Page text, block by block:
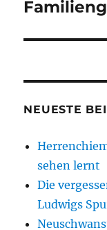
Beitrag:
NEUESTE
sehen lernt
Die
Ludwigs